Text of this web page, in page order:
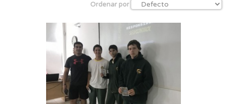
Ordenar por